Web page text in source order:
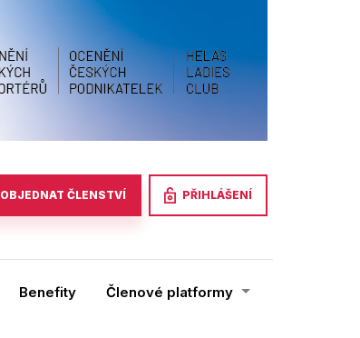
OBJEDNAT ČLENSTVÍ PŘIHLÁŠENÍ
Benefity Členové platformy